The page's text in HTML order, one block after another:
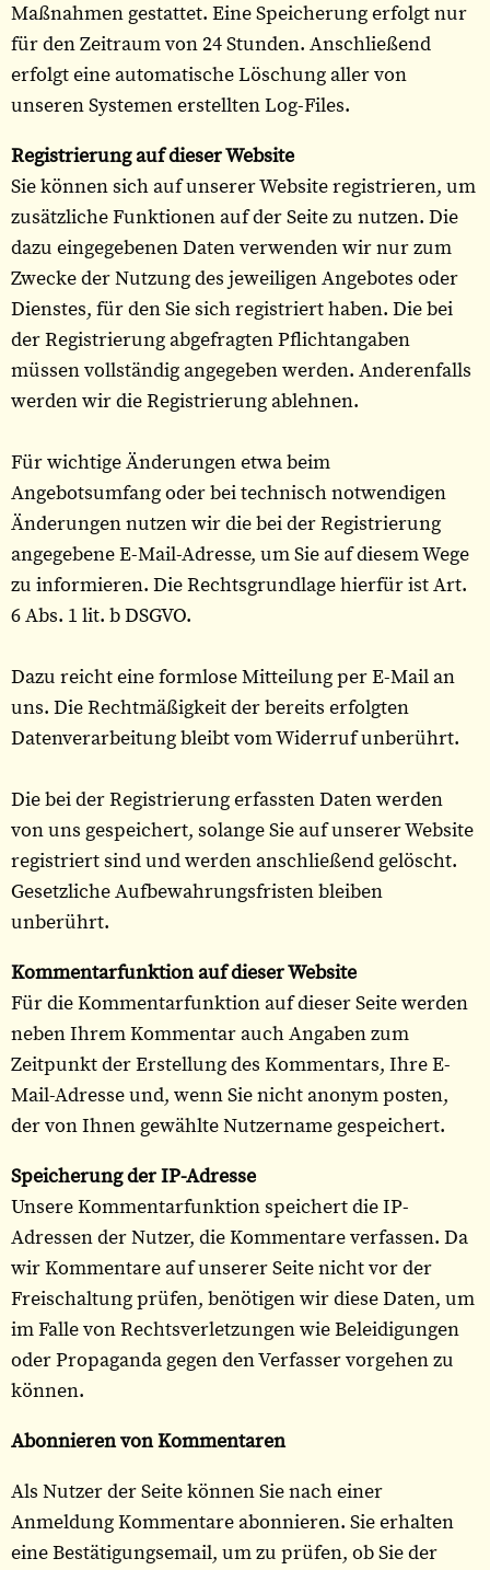
Maßnahmen gestattet. Eine Speicherung erfolgt nur
für den Zeitraum von 24 Stunden. Anschließend
erfolgt eine automatische Löschung aller von
unseren Systemen erstellten Log-Files.
Registrierung auf dieser Website
Sie können sich auf unserer Website registrieren, um
zusätzliche Funktionen auf der Seite zu nutzen. Die
dazu eingegebenen Daten verwenden wir nur zum
Zwecke der Nutzung des jeweiligen Angebotes oder
Dienstes, für den Sie sich registriert haben. Die bei
der Registrierung abgefragten Pflichtangaben
müssen vollständig angegeben werden. Anderenfalls
werden wir die Registrierung ablehnen.
Für wichtige Änderungen etwa beim
Angebotsumfang oder bei technisch notwendigen
Änderungen nutzen wir die bei der Registrierung
angegebene E-Mail-Adresse, um Sie auf diesem Wege
zu informieren. Die Rechtsgrundlage hierfür ist Art.
6 Abs. 1 lit. b DSGVO.
Dazu reicht eine formlose Mitteilung per E-Mail an
uns. Die Rechtmäßigkeit der bereits erfolgten
Datenverarbeitung bleibt vom Widerruf unberührt.
Die bei der Registrierung erfassten Daten werden
von uns gespeichert, solange Sie auf unserer Website
registriert sind und werden anschließend gelöscht.
Gesetzliche Aufbewahrungsfristen bleiben
unberührt.
Kommentarfunktion auf dieser Website
Für die Kommentarfunktion auf dieser Seite werden
neben Ihrem Kommentar auch Angaben zum
Zeitpunkt der Erstellung des Kommentars, Ihre E-
Mail-Adresse und, wenn Sie nicht anonym posten,
der von Ihnen gewählte Nutzername gespeichert.
Speicherung der IP-Adresse
Unsere Kommentarfunktion speichert die IP-
Adressen der Nutzer, die Kommentare verfassen. Da
wir Kommentare auf unserer Seite nicht vor der
Freischaltung prüfen, benötigen wir diese Daten, um
im Falle von Rechtsverletzungen wie Beleidigungen
oder Propaganda gegen den Verfasser vorgehen zu
können.
Abonnieren von Kommentaren
Als Nutzer der Seite können Sie nach einer
Anmeldung Kommentare abonnieren. Sie erhalten
eine Bestätigungsemail, um zu prüfen, ob Sie der